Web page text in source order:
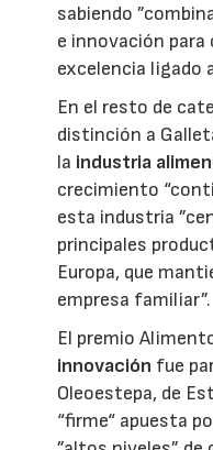
sabiendo
e innovación
excelencia ligado
En el resto de
distinción a
la industria
crecimiento
esta industria
principales
Europa, que
empresa familiar”.
El premio
innovación fue
Oleoestepa, de
“firme“ apuesta